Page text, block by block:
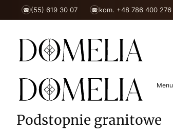
☎ (55) 619 30 07 ☎ kom. +48 786 400 276
Menu
Podstopnie granitowe